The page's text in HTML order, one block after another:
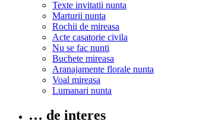
Texte invitatii nunta
Marturii nunta
Rochii de mireasa
Acte casatorie civila
Nu se fac nunti
Buchete mireasa
Aranajamente florale nunta
Voal mireasa
Lumanari nunta
… de interes